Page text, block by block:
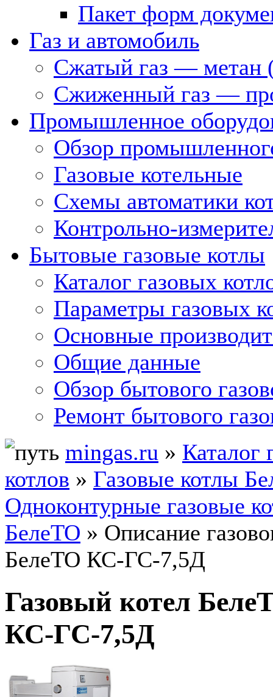
Пакет форм
Газ и автомобиль
Сжатый газ — метан
Сжиженный газ —
Промышленное
Обзор
Газовые котельные
Схемы автоматики
Контрольно-
Бытовые газовые котлы
Каталог газовых
Параметры газовых
Основные
Общие данные
Обзор бытового
Ремонт бытового
mingas.ru » Каталог
котлов » Газовые котлы
Одноконтурные газовые
БелеТО » Описание
БелеТО КС-ГС-7,5Д
Газовый котел
КС-ГС-7,5Д